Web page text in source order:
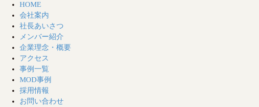
HOME
会社案内
社長あいさつ
メンバー紹介
企業理念・概要
アクセス
事例一覧
MOD事例
採用情報
お問い合わせ